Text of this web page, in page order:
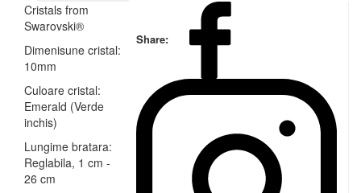
Share:
Cristals from
Swarovski®
Dimenisune cristal:
10mm
Culoare cristal:
Emerald (Verde
inchis)
Lungime bratara:
Reglabila, 1 cm -
26 cm